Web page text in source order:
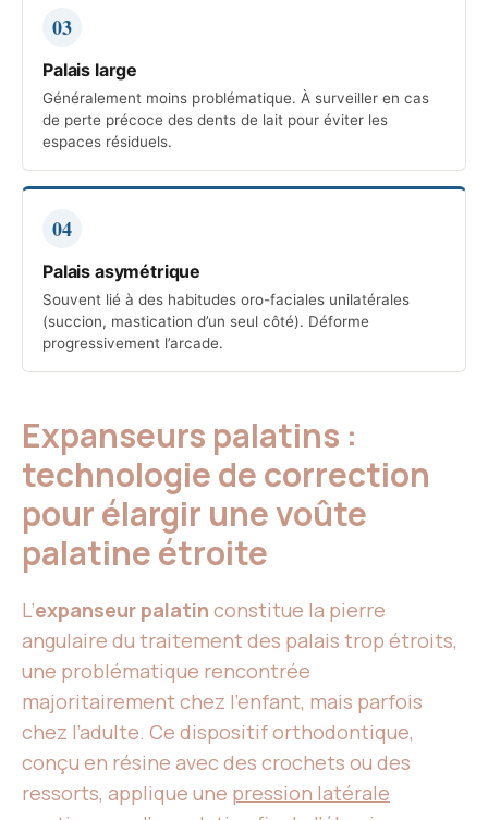
03
Palais large
Généralement moins problématique. À surveiller en cas
de perte précoce des dents de lait pour éviter les
espaces résiduels.
04
Palais asymétrique
Souvent lié à des habitudes oro-faciales unilatérales
(succion, mastication d’un seul côté). Déforme
progressivement l’arcade.
Expanseurs palatins :
technologie de correction
pour élargir une voûte
palatine étroite
L’expanseur palatin constitue la pierre
angulaire du traitement des palais trop étroits,
une problématique rencontrée
majoritairement chez l’enfant, mais parfois
chez l’adulte. Ce dispositif orthodontique,
conçu en résine avec des crochets ou des
ressorts, applique une pression latérale